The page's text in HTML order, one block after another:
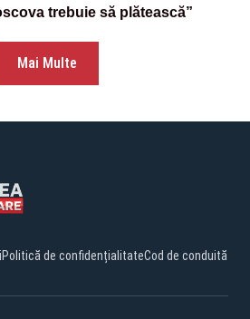
trebuie să plătească”
Mai Multe
Politică de confidențialitateCod de conduită